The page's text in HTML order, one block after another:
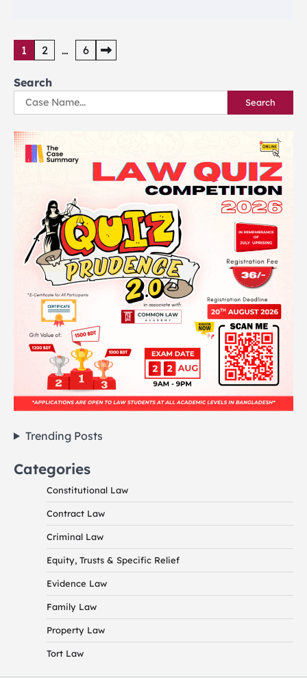
Posts
1 2 … 6
Search
Search
Trending Posts
Categories
Constitutional Law
Contract Law
Criminal Law
Equity, Trusts & Specific Relief
Evidence Law
Family Law
Property Law
Tort Law